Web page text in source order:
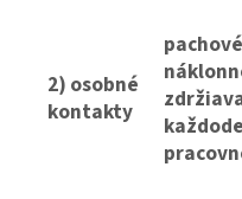
2) osobné
kontakty